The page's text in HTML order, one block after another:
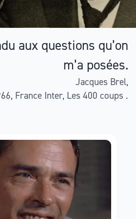
aux questions qu’on
m’a posées.
Jacques Brel,
France Inter, Les 400 coups .